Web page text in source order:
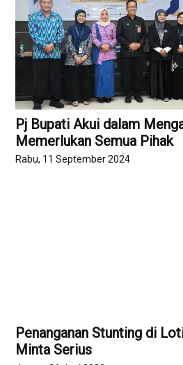
Pj Bupati Akui dalam
Memerlukan Semua Pihak
Rabu, 11 September 2024
Penanganan Stunting di
Minta Serius